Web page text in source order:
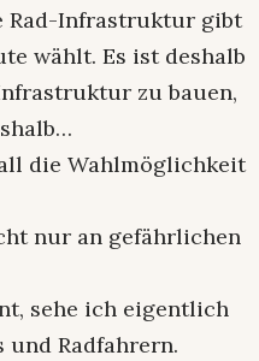
Rad-Infrastruktur gibt
wählt. Es ist deshalb
zu bauen,
die Wahlmöglichkeit
nur an gefährlichen
sehe ich eigentlich
und Radfahrern.